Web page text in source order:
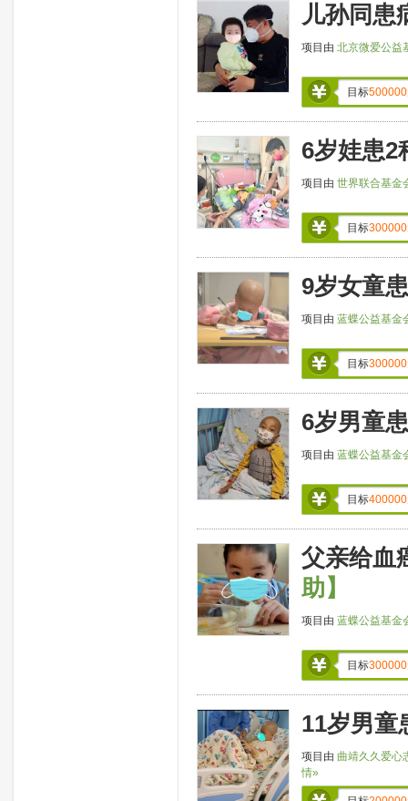
儿孙同患
项目由 北京微爱公益
目标500000
6岁娃患2
项目由 世界联合基金
目标300000
9岁女童
项目由 蓝蝶公益基金
目标300000
6岁男童
项目由 蓝蝶公益基金
目标400000
父亲给血
助】
项目由 蓝蝶公益基金
目标300000
11岁男
项目由 曲靖久久爱心
情»